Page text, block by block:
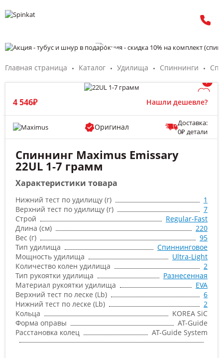
Главная страница Каталог Удилища Спиннинги
/
4 546₽ Нашли дешевле?
Оригинал
Доставка:
0₽ детали
Спиннинг Maximus Emissary
22UL 1-7 грамм
Характеристики товара
Нижний тест по удилищу (г)
1
Верхний тест по удилищу (г)
7
Строй
Regular-Fast
Длина (см)
220
Вес (г)
95
Тип удилища
Спиннинговое
Мощность удилища
Ultra-Light
Количество колен удилища
2
Тип рукоятки удилища
Разнесенная
Материал рукоятки удилища
EVA
Верхний тест по леске (Lb)
6
Нижний тест по леске (Lb)
2
Кольца
KOREA SiC
Форма оправы
AT-Guide
Расстановка колец
AT-Guide System